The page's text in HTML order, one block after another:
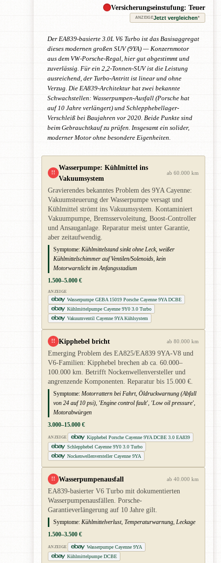
Versicherungseinstufung: Teuer
ANZEIGEJetzt vergleichen*
Der EA839-basierte 3.0L V6 Turbo ist das Basisaggregat
dieses modernen großen SUV (9YA) — Konzernmotor
aus dem VW-Porsche-Regal, hier gut abgestimmt und
zuverlässig. Für ein 2,2-Tonnen-SUV ist die Leistung
ausreichend, der Turbo-Antritt ist linear und ohne
Verzug. Die EA839-Architektur hat zwei bekannte
Schwachstellen: Wasserpumpen-Ausfall (Porsche hat
auf 10 Jahre verlängert) und Schlepphebellager-
Verschleiß bei Baujahren vor 2020. Beide Punkte sind
beim Gebrauchtkauf zu prüfen. Insgesamt ein solider,
moderner Motor ohne besondere Eigenheiten.
!!
Wasserpumpe: Kühlmittel ins
Vakuumsystem
ab 60.000 km
Gravierendes bekanntes Problem des 9YA Cayenne:
Vakuumsteuerung der Wasserpumpe versagt und
Kühlmittel strömt ins Vakuumsystem. Kontaminiert
Vakuumpumpe, Bremsservoleitung, Boost-Controller
und Ansauganlage. Reparatur meist unter Garantie,
aber zeitaufwendig.
Symptome: Kühlmittelstand sinkt ohne Leck, weißer
Kühlmittelschimmer auf Ventilen/Solenoids, kein
Motorwarnlicht im Anfangsstadium
1.500–5.000 €
ANZEIGE
Wasserpumpe GEBA 15019 Porsche Cayenne 9YA DCBE
Kühlmittelpumpe Cayenne 9Y0 3.0 Turbo
Vakuumventil Cayenne 9YA Kühlsystem
!! Kipphebel bricht ab 80.000 km
Emerging Problem des EA825/EA839 9YA-V8 und
V6-Familien: Kipphebel brechen ab ca. 60.000–
100.000 km. Betrifft Nockenwellenversteller und
angrenzende Komponenten. Reparatur bis 15.000 €.
Symptome: Motorrattern bei Fahrt, Öldruckwarnung (Abfall
von 24 auf 10 psi), 'Engine control fault', 'Low oil pressure',
Motorabwürgen
3.000–15.000 €
ANZEIGE
Kipphebel Porsche Cayenne 9YA DCBE 3.0 EA839
Schlepphebel Cayenne 9Y0 3.0 Turbo
Nockenwellenversteller Cayenne 9YA
!! Wasserpumpenausfall ab 40.000 km
EA839-basierter V6 Turbo mit dokumentierten
Wasserpumpenausfällen. Porsche-
Garantieverlängerung auf 10 Jahre gilt.
Symptome: Kühlmittelverlust, Temperaturwarnung, Leckage
1.500–3.500 €
ANZEIGE
Wasserpumpe Cayenne 9YA
Kühlmittelpumpe DCBE